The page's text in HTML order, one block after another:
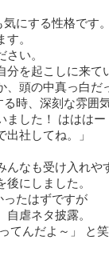
にする性格です
。
い。
分を起こしに来て
、頭の中真っ白だ
時、深刻な雰囲
ました！ ははは
社してね。」
んなも受け入れや
にしました。
ったはずですが
虐ネタ披露。
てんだよ～」 と